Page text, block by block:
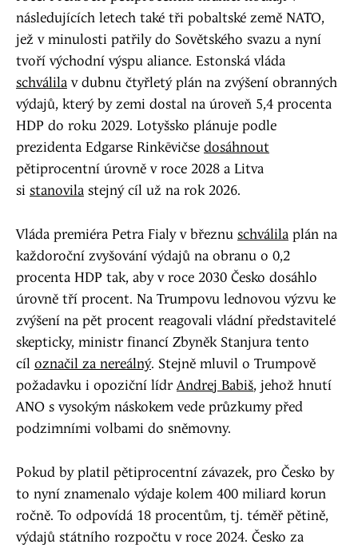
následujících letech také tři pobaltské země NATO,
jež v minulosti patřily do Sovětského svazu a nyní
tvoří východní výspu aliance. Estonská vláda
schválila v dubnu čtyřletý plán na zvýšení obranných
výdajů, který by zemi dostal na úroveň 5,4 procenta
HDP do roku 2029. Lotyšsko plánuje podle
prezidenta Edgarse Rinkēvičse dosáhnout
pětiprocentní úrovně v roce 2028 a Litva
si stanovila stejný cíl už na rok 2026.
Vláda premiéra Petra Fialy v březnu schválila plán na
každoroční zvyšování výdajů na obranu o 0,2
procenta HDP tak, aby v roce 2030 Česko dosáhlo
úrovně tří procent. Na Trumpovu lednovou výzvu ke
zvýšení na pět procent reagovali vládní představitelé
skepticky, ministr financí Zbyněk Stanjura tento
cíl označil za nereálný. Stejně mluvil o Trumpově
požadavku i opoziční lídrAndrej Babiš, jehož hnutí
ANO s vysokým náskokem vede průzkumy před
podzimními volbami do sněmovny.
Pokud by platil pětiprocentní závazek, pro Česko by
to nyní znamenalo výdaje kolem 400 miliard korun
ročně. To odpovídá 18 procentům, tj. téměř pětině,
výdajů státního rozpočtu v roce 2024. Česko za